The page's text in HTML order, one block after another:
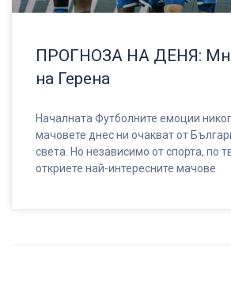
ПРОГНОЗА НА ДЕНЯ:
на Герена
Началната Футболните емоции
мачовете днес ни очакват от
света. Но независимо от спорта, по
откриете най-интересните мачове